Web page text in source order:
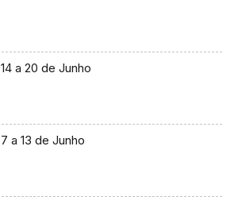
14 a 20 de Junho
7 a 13 de Junho